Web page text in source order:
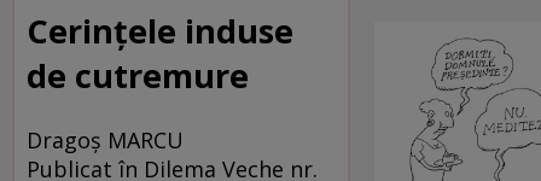
Cerinţele induse
de cutremure
Dragoş MARCU
Publicat în Dilema Veche nr.